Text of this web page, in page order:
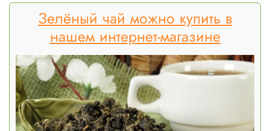
Зелёный чай можно купить в
нашем интернет-магазине